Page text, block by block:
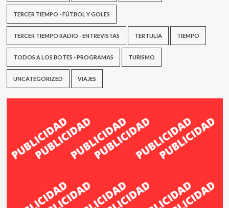
TERCER TIEMPO - FÚTBOL Y GOLES
TERCER TIEMPO RADIO - ENTREVISTAS TERTULIA TIEMPO
TODOS A LOS BOTES - PROGRAMAS TURISMO
UNCATEGORIZED VIAJES